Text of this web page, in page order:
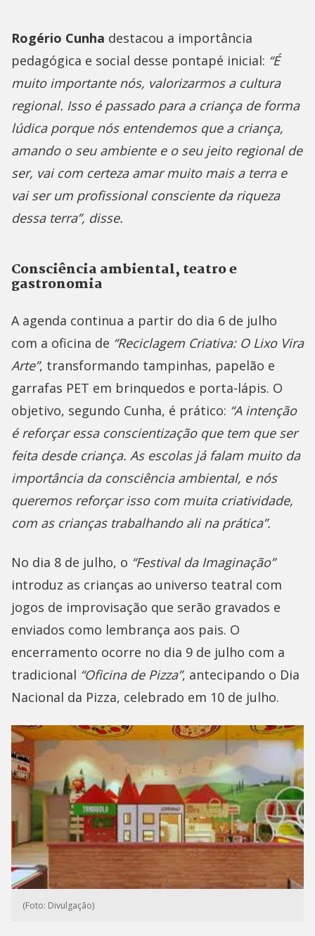
Rogério Cunha destacou a importância
pedagógica e social desse pontapé inicial: “É
muito importante nós, valorizarmos a cultura
regional. Isso é passado para a criança de forma
lúdica porque nós entendemos que a criança,
amando o seu ambiente e o seu jeito regional de
ser, vai com certeza amar muito mais a terra e
vai ser um profissional consciente da riqueza
dessa terra”, disse.
Consciência ambiental, teatro e
gastronomia
A agenda continua a partir do dia 6 de julho
com a oficina de “Reciclagem Criativa: O Lixo Vira
Arte”, transformando tampinhas, papelão e
garrafas PET em brinquedos e porta-lápis. O
objetivo, segundo Cunha, é prático: “A intenção
é reforçar essa conscientização que tem que ser
feita desde criança. As escolas já falam muito da
importância da consciência ambiental, e nós
queremos reforçar isso com muita criatividade,
com as crianças trabalhando ali na prática”.
No dia 8 de julho, o “Festival da Imaginação”
introduz as crianças ao universo teatral com
jogos de improvisação que serão gravados e
enviados como lembrança aos pais. O
encerramento ocorre no dia 9 de julho com a
tradicional “Oficina de Pizza”, antecipando o Dia
Nacional da Pizza, celebrado em 10 de julho.
(Foto: Divulgação)